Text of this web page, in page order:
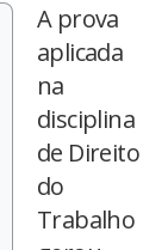
A prova
aplicada
na
disciplina
de Direito
do
Trabalho